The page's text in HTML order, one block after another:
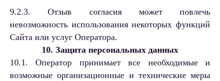
9.2.3. Отзыв согласия может повлечь
невозможность использования некоторых функций
Сайта или услуг Оператора.
10. Защита персональных данных
10.1. Оператор принимает все необходимые и
возможные организационные и технические меры